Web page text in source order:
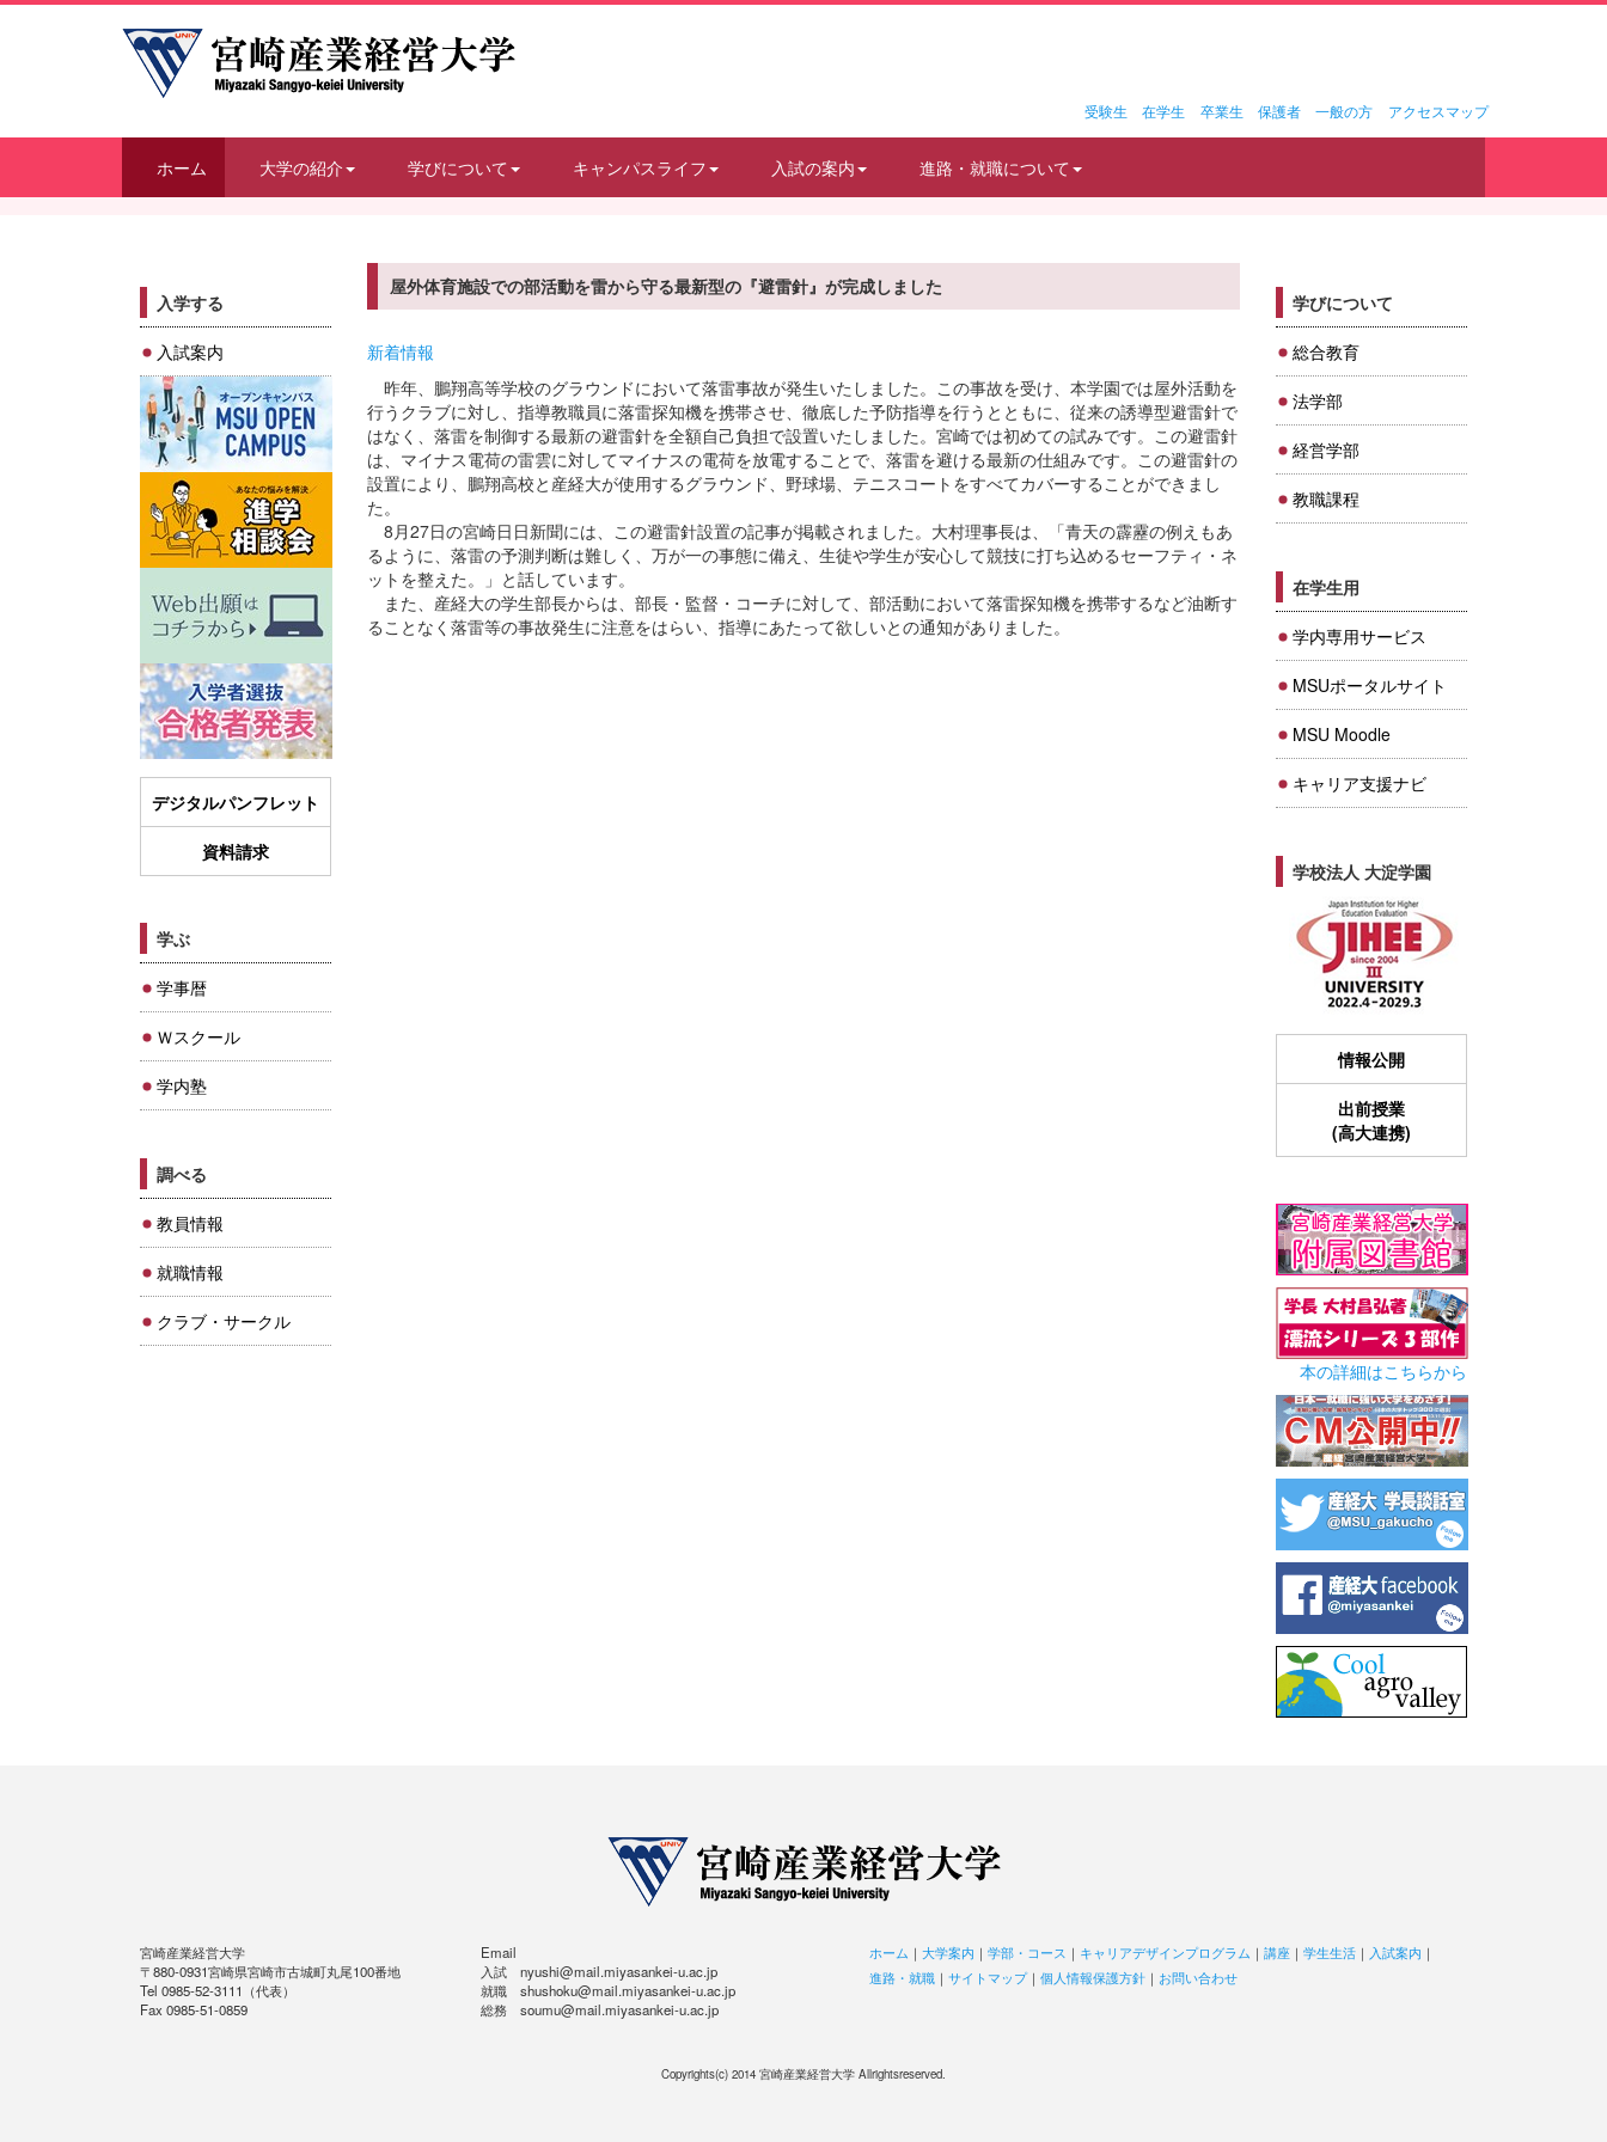
受験生 在学生 卒業生 保護者 一般の方 アクセスマップ
ホーム 大学の紹介 学びについて キャンパスライフ 入試の案内 進路・就職について
入学する
入試案内
デジタルパンフレット
資料請求
学ぶ
学事暦
Ｗスクール
学内塾
調べる
教員情報
就職情報
クラブ・サークル
屋外体育施設での部活動を雷から守る最新型の『避雷針』が完成しました
新着情報
昨年、鵬翔高等学校のグラウンドにおいて落雷事故が発生いたしました。この事故を受け、本学園では屋外活動を
行うクラブに対し、指導教職員に落雷探知機を携帯させ、徹底した予防指導を行うとともに、従来の誘導型避雷針で
はなく、落雷を制御する最新の避雷針を全額自己負担で設置いたしました。宮崎では初めての試みです。この避雷針
は、マイナス電荷の雷雲に対してマイナスの電荷を放電することで、落雷を避ける最新の仕組みです。この避雷針の
設置により、鵬翔高校と産経大が使用するグラウンド、野球場、テニスコートをすべてカバーすることができまし
た。
8月27日の宮崎日日新聞には、この避雷針設置の記事が掲載されました。大村理事長は、「青天の霹靂の例えもあ
るように、落雷の予測判断は難しく、万が一の事態に備え、生徒や学生が安心して競技に打ち込めるセーフティ・ネ
ットを整えた。」と話しています。
また、産経大の学生部長からは、部長・監督・コーチに対して、部活動において落雷探知機を携帯するなど油断す
ることなく落雷等の事故発生に注意をはらい、指導にあたって欲しいとの通知がありました。
学びについて
総合教育
法学部
経営学部
教職課程
在学生用
学内専用サービス
MSUポータルサイト
MSU Moodle
キャリア支援ナビ
学校法人 大淀学園
情報公開
出前授業
(高大連携)
本の詳細はこちらから
宮崎産業経営大学
〒880-0931宮崎県宮崎市古城町丸尾100番地
Tel 0985-52-3111（代表）
Fax 0985-51-0859
Email
入試 nyushi@mail.miyasankei-u.ac.jp
就職 shushoku@mail.miyasankei-u.ac.jp
総務 soumu@mail.miyasankei-u.ac.jp
ホーム ｜ 大学案内 ｜ 学部・コース ｜ キャリアデザインプログラム ｜ 講座 ｜ 学生生活 ｜ 入試案内 ｜
進路・就職 ｜ サイトマップ｜ 個人情報保護方針 ｜ お問い合わせ
Copyrights(c) 2014 宮崎産業経営大学 Allrightsreserved.